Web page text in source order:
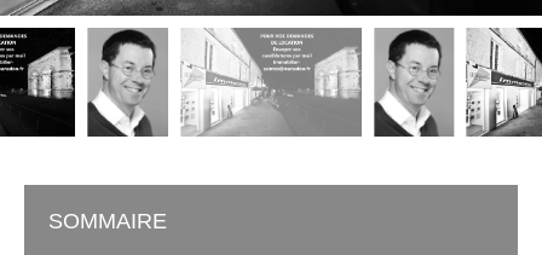
SOMMAIRE